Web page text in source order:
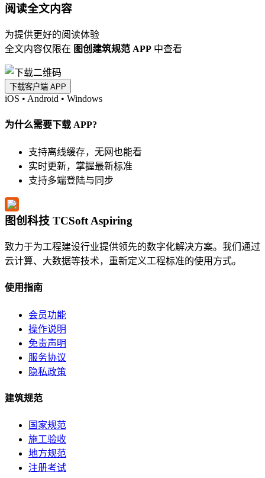
阅读全文内容
为提供更好的阅读体验
全文内容仅限在 图创建筑规范 APP 中查看
下载客户端 APP
iOS • Android • Windows
为什么需要下载 APP?
支持离线缓存，无网也能看
实时更新，掌握最新标准
支持多端登陆与同步
图创科技 TCSoft Aspiring
致力于为工程建设行业提供领先的数字化解决方案。我们通过
云计算、大数据等技术，重新定义工程标准的使用方式。
使用指南
会员功能
操作说明
免责声明
服务协议
隐私政策
建筑规范
国家规范
施工验收
地方规范
注册考试